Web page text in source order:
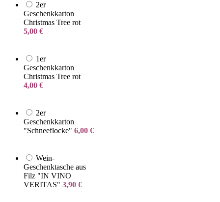
2er
Geschenkkarton
Christmas Tree rot
5,00 €
1er
Geschenkkarton
Christmas Tree rot
4,00 €
2er
Geschenkkarton
"Schneeflocke" 6,00 €
Wein-
Geschenktasche aus
Filz "IN VINO
VERITAS" 3,90 €